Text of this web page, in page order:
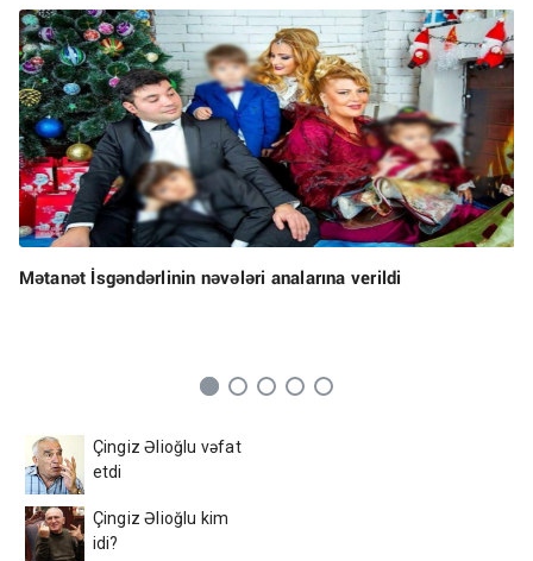
Mətanət İsgəndərlinin nəvələri analarına verildi
Çingiz Əlioğlu vəfat
etdi
Çingiz Əlioğlu kim
idi?